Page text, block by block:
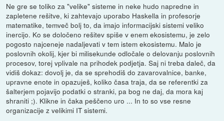
Ne gre se toliko za "velike" sisteme in neke hudo napredne in
zapletene rešitve, ki zahtevajo uporabo Haskella in profesorje
matematike, temveč bolj to, da imajo informacijski sistemi veliko
inercijo. Ko se določeno rešitev spiše v enem ekosistemu, je zelo
pogosto najceneje nadaljevati v tem istem ekosistemu. Malo je
poslovnih okolij, kjer bi milisekunde odločale o delovanju poslovnih
procesov, torej vplivale na prihodek podjetja. Saj ni treba daleč, da
vidiš dokaz: dovolj je, da se sprehodiš do zavarovalnice, banke,
upravne enote in opazuješ, koliko časa traja, da se referentki za
šalterjem pojavijo podatki o stranki, pa bog ne daj, da mora kaj
shraniti ;). Klikne in čaka peščeno uro ... In to so vse resne
organizacije z velikimi IT sistemi.